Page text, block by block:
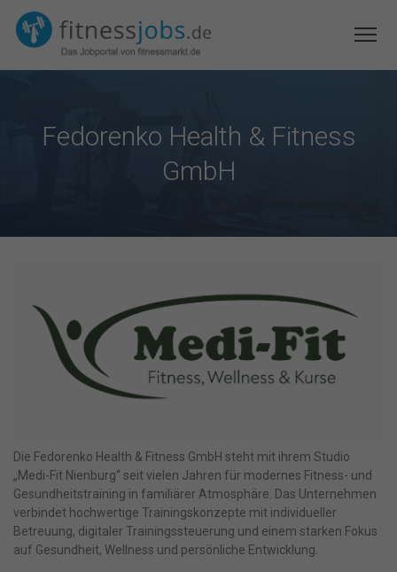
Fedorenko Health & Fitness
GmbH
Die Fedorenko Health & Fitness GmbH steht mit ihrem Studio
„Medi-Fit Nienburg“ seit vielen Jahren für modernes Fitness- und
Gesundheitstraining in familiärer Atmosphäre. Das Unternehmen
verbindet hochwertige Trainingskonzepte mit individueller
Betreuung, digitaler Trainingssteuerung und einem starken Fokus
auf Gesundheit, Wellness und persönliche Entwicklung.